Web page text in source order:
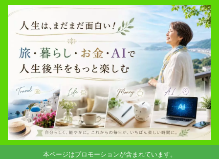
本ページはプロモーションが含まれています。